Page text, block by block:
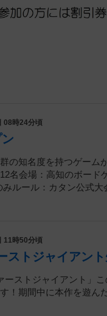
08時24分頃
の知名度を持つゲーム
名会場：高知のボード
ルール：カタン公式大
11時50分頃
トジャイアント
ーストジャイアント」
！期間中に本作を遊ん